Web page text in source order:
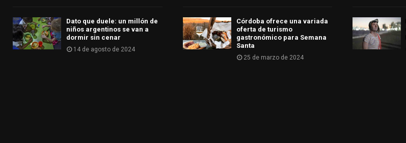
Dato que duele: un millón de
niños argentinos se van a
dormir sin cenar
14 de agosto de 2024
Córdoba ofrece una variada
oferta de turismo
gastronómico para Semana
Santa
25 de marzo de 2024